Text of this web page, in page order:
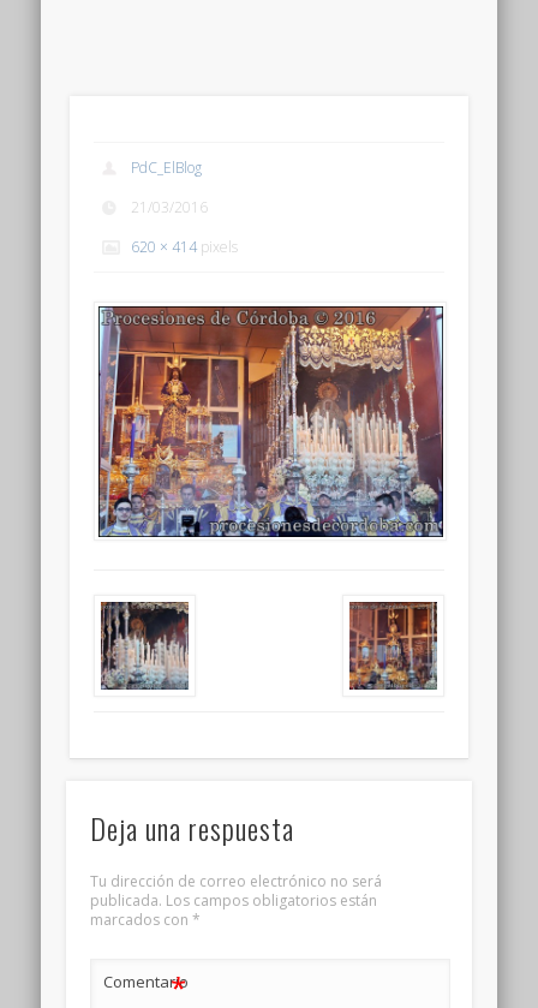
PdC_ElBlog
21/03/2016
620 × 414 pixels
Deja una respuesta
Tu dirección de correo electrónico no será
publicada. Los campos obligatorios están
marcados con *
Comentario
*